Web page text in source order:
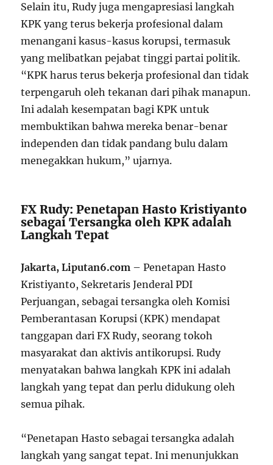
Selain itu, Rudy juga mengapresiasi langkah
KPK yang terus bekerja profesional dalam
menangani kasus-kasus korupsi, termasuk
yang melibatkan pejabat tinggi partai politik.
“KPK harus terus bekerja profesional dan tidak
terpengaruh oleh tekanan dari pihak manapun.
Ini adalah kesempatan bagi KPK untuk
membuktikan bahwa mereka benar-benar
independen dan tidak pandang bulu dalam
menegakkan hukum,” ujarnya.
FX Rudy: Penetapan Hasto Kristiyanto
sebagai Tersangka oleh KPK adalah
Langkah Tepat
Jakarta, Liputan6.com – Penetapan Hasto
Kristiyanto, Sekretaris Jenderal PDI
Perjuangan, sebagai tersangka oleh Komisi
Pemberantasan Korupsi (KPK) mendapat
tanggapan dari FX Rudy, seorang tokoh
masyarakat dan aktivis antikorupsi. Rudy
menyatakan bahwa langkah KPK ini adalah
langkah yang tepat dan perlu didukung oleh
semua pihak.
“Penetapan Hasto sebagai tersangka adalah
langkah yang sangat tepat. Ini menunjukkan